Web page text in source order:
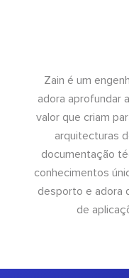
Zain é um
adora aprofundar
valor que criam
arquitecturas
documentação
conhecimentos
desporto e adora
de